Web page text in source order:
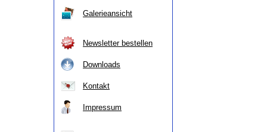
Galerieansicht
Newsletter bestellen
Downloads
Kontakt
Impressum